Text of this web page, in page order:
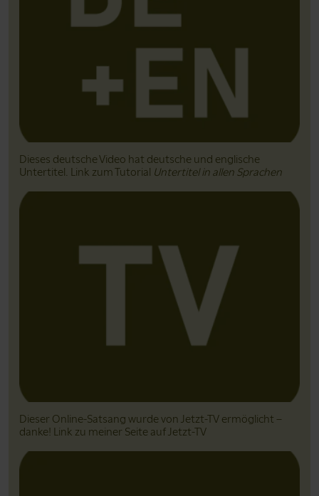
Dieses deutsche Video hat deutsche und englische
Untertitel. Link zum Tutorial Untertitel in allen Sprachen
Dieser Online-Satsang wurde von Jetzt-TV ermöglicht –
danke! Link zu meiner Seite auf Jetzt-TV